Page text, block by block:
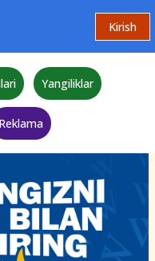
Kirish
Yangiliklar
Reklama